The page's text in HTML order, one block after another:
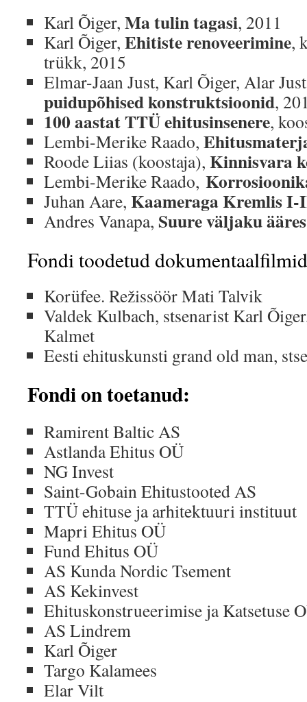
Karl Õiger, Ma tulin tagasi, 2011
Karl Õiger, Ehitiste renoveerimine,
trükk, 2015
Elmar-Jaan Just, Karl Õiger, Alar
puidupõhised konstruktsioonid,
100 aastat TTÜ ehitusinsenere,
Lembi-Merike Raado,
Roode Liias (koostaja), Kinnisvara
Lembi-Merike Raado,
Juhan Aare, Kaameraga Kremlis
Andres Vanapa, Suure väljaku ääres
Fondi toodetud
Korüfee. Režissöör Mati Talvik
Valdek Kulbach, stsenarist Karl
Kalmet
Eesti ehituskunsti grand old man,
Fondi on toetanud:
Ramirent Baltic AS
Astlanda Ehitus OÜ
NG Invest
Saint-Gobain Ehitustooted AS
TTÜ ehituse ja arhitektuuri instituut
Mapri Ehitus OÜ
Fund Ehitus OÜ
AS Kunda Nordic Tsement
AS Kekinvest
Ehituskonstrueerimise ja Katsetuse
AS Lindrem
Karl Õiger
Targo Kalamees
Elar Vilt